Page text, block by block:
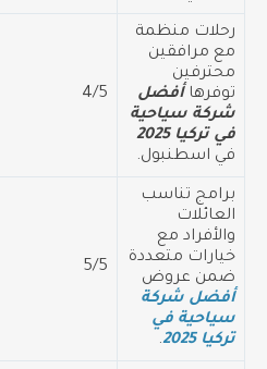
رحلات منظمة
مع مرافقين
محترفين
توفرهاأفضل
شركة سياحية
في تركيا 2025
في اسطنبول.
4/5
برامج تناسب
العائلات
والأفراد مع
خيارات متعددة
ضمن عروض
أفضل شركة
سياحية في
تركيا 2025
.
5/5